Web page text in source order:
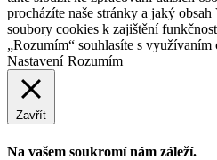
procházíte naše stránky a jaký
soubory cookies k zajištění
„Rozumím“ souhlasíte s využívaním
Nastavení Rozumím
Zavřít
Na vašem soukromí nám záleží.